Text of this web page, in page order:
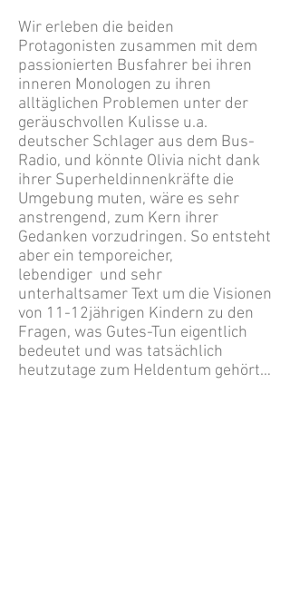
Wir erleben die beiden
Protagonisten zusammen mit dem
passionierten Busfahrer bei ihren
inneren Monologen zu ihren
alltäglichen Problemen unter der
geräuschvollen Kulisse u.a.
deutscher Schlager aus dem Bus-
Radio, und könnte Olivia nicht dank
ihrer Superheldinnenkräfte die
Umgebung muten, wäre es sehr
anstrengend, zum Kern ihrer
Gedanken vorzudringen. So entsteht
aber ein temporeicher,
lebendiger und sehr
unterhaltsamer Text um die Visionen
von 11-12jährigen Kindern zu den
Fragen, was Gutes-Tun eigentlich
bedeutet und was tatsächlich
heutzutage zum Heldentum gehört…